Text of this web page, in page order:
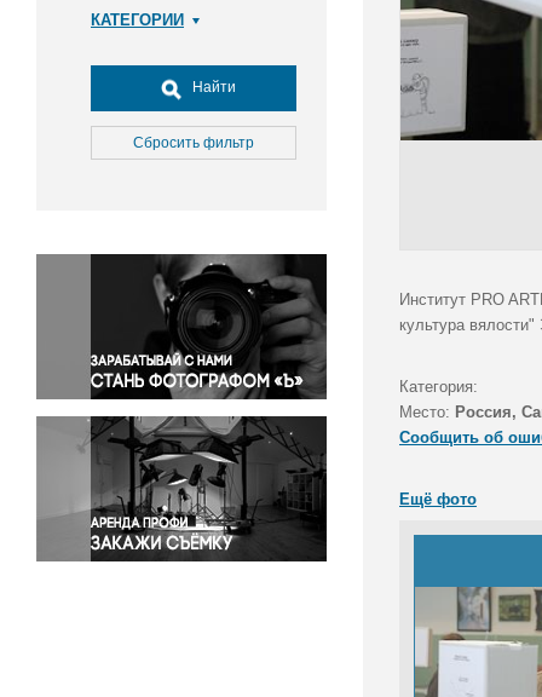
КАТЕГОРИИ
Досуг, туризм и отдых
Культура
Медицина
Окружающая среда
Политика
Правосудие
Происшествия и конфликты
Религия
Светская жизнь
Спорт
Экология
Экономика и бизнес
Найти
Сбросить фильтр
Институт PRO
культура
Категория:
Место: Россия,
Сообщить об
Ещё фото